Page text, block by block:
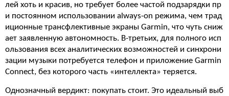
лей хоть и красив, но требует более частой подзарядки пр
и постоянном использовании always-on режима, чем трад
иционные трансфлективные экраны Garmin, что чуть сниж
ает заявленную автономность. В-третьих, для полного исп
ользования всех аналитических возможностей и синхрони
зации музыки потребуется телефон и приложение Garmin
Connect, без которого часть «интеллекта» теряется.
Однозначный вердикт: покупать стоит. Это идеальный выб